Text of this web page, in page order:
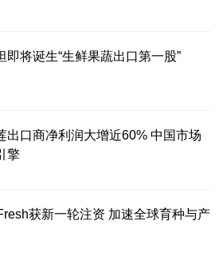
即将诞生“生鲜果蔬出口第一股”
出口商净利润大增近60% 中国市场
擎
获新一轮注资 加速全球育种与产